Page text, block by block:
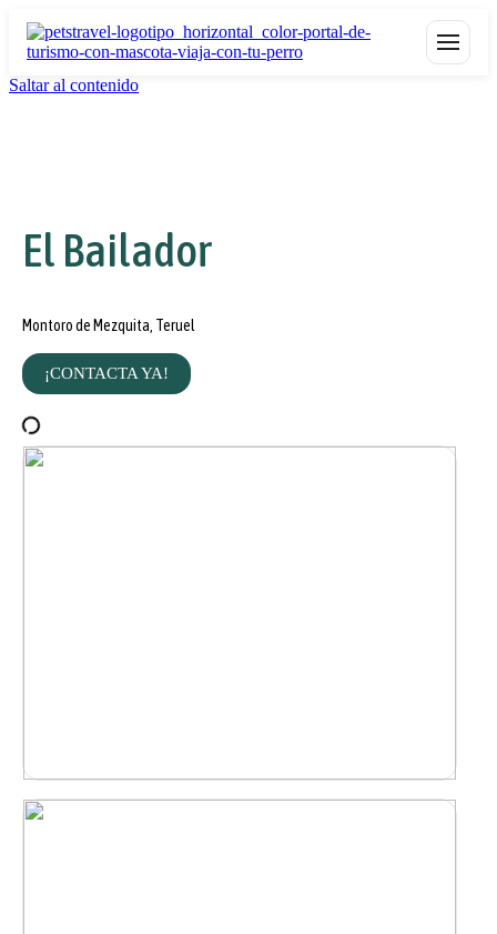
Saltar al contenido
El Bailador
Montoro de Mezquita, Teruel
¡CONTACTA YA!